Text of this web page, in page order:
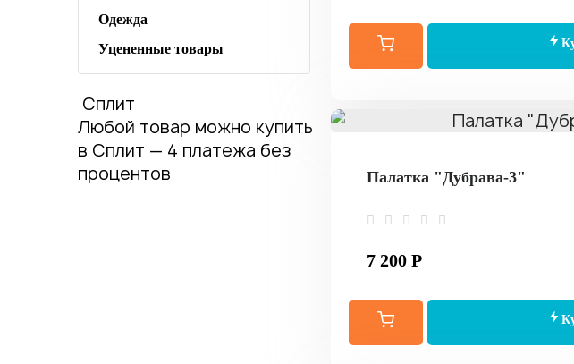
Одежда
Уцененные товары
Сплит
Любой товар можно купить
в Сплит — 4 платежа без
процентов
Палатка "Дубрава-3"
7 200 Р